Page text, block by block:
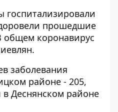
прошедшие
общем коронавирус
заболевания
районе - 205,
Деснянском районе